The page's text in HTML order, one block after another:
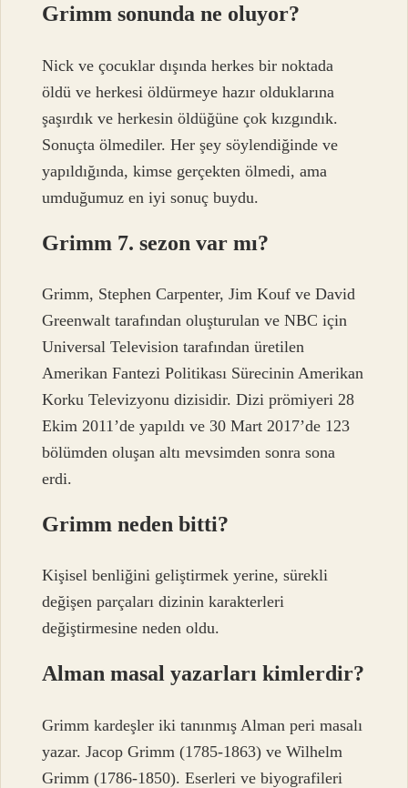
Grimm sonunda ne oluyor?
Nick ve çocuklar dışında herkes bir noktada
öldü ve herkesi öldürmeye hazır olduklarına
şaşırdık ve herkesin öldüğüne çok kızgındık.
Sonuçta ölmediler. Her şey söylendiğinde ve
yapıldığında, kimse gerçekten ölmedi, ama
umduğumuz en iyi sonuç buydu.
Grimm 7. sezon var mı?
Grimm, Stephen Carpenter, Jim Kouf ve David
Greenwalt tarafından oluşturulan ve NBC için
Universal Television tarafından üretilen
Amerikan Fantezi Politikası Sürecinin Amerikan
Korku Televizyonu dizisidir. Dizi prömiyeri 28
Ekim 2011’de yapıldı ve 30 Mart 2017’de 123
bölümden oluşan altı mevsimden sonra sona
erdi.
Grimm neden bitti?
Kişisel benliğini geliştirmek yerine, sürekli
değişen parçaları dizinin karakterleri
değiştirmesine neden oldu.
Alman masal yazarları kimlerdir?
Grimm kardeşler iki tanınmış Alman peri masalı
yazar. Jacop Grimm (1785-1863) ve Wilhelm
Grimm (1786-1850). Eserleri ve biyografileri